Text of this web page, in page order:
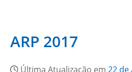
ARP 2017
Última Atualização em 22 de